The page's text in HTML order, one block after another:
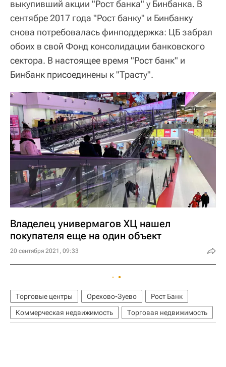
выкупивший акции "Рост банка" у Бинбанка. В
сентябре 2017 года "Рост банку" и Бинбанку
снова потребовалась финподдержка: ЦБ забрал
обоих в свой Фонд консолидации банковского
сектора. В настоящее время "Рост банк" и
Бинбанк присоединены к "Трасту".
Владелец универмагов ХЦ нашел
покупателя еще на один объект
20 сентября 2021, 09:33
Торговые центры Орехово-Зуево
Рост Банк
Коммерческая недвижимость
Торговая недвижимость